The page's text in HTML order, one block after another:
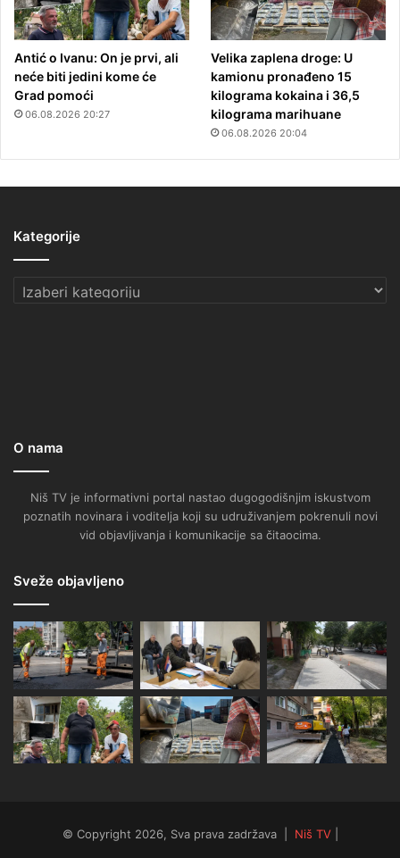
Antić o Ivanu: On je prvi, ali
neće biti jedini kome će
Grad pomoći
06.08.2026 20:27
Velika zaplena droge: U
kamionu pronađeno 15
kilograma kokaina i 36,5
kilograma marihuane
06.08.2026 20:04
Kategorije
Kategorije
O nama
Niš TV je informativni portal nastao dugogodišnjim iskustvom
poznatih novinara i voditelja koji su udruživanjem pokrenuli novi
vid objavljivanja i komunikacije sa čitaocima.
Sveže objavljeno
© Copyright 2026, Sva prava zadržava | Niš TV|